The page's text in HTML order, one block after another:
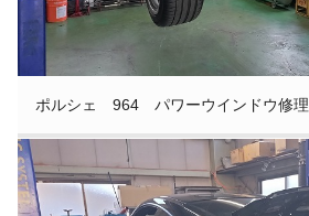
ポルシェ 964 パワーウインドウ修理